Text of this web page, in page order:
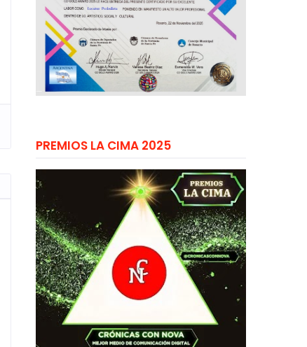
PREMIOS LA CIMA 2025